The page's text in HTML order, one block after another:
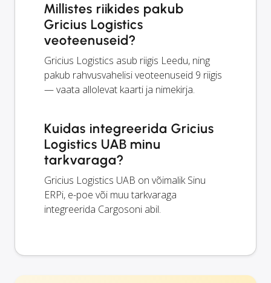
Millistes riikides pakub
Gricius Logistics
veoteenuseid?
Gricius Logistics asub riigis Leedu, ning
pakub rahvusvahelisi veoteenuseid 9 riigis
— vaata allolevat kaarti ja nimekirja.
Kuidas integreerida Gricius
Logistics UAB minu
tarkvaraga?
Gricius Logistics UAB on võimalik Sinu
ERPi, e-poe või muu tarkvaraga
integreerida Cargosoni abil.